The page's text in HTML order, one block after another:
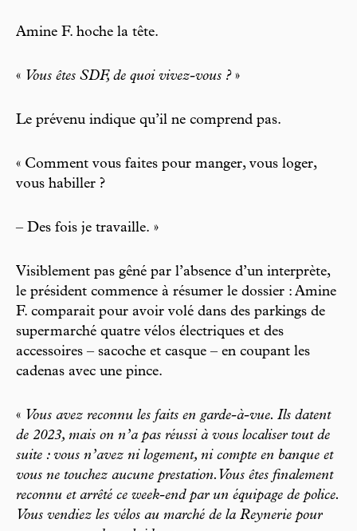
Amine F. hoche la tête.
« Vous êtes SDF, de quoi vivez-vous ?»
Le prévenu indique qu’il ne comprend pas.
« Comment vous faites pour manger, vous loger,
vous habiller ?
– Des fois je travaille. »
Visiblement pas gêné par l’absence d’un interprète,
le président commence à résumer le dossier : Amine
F. comparait pour avoir volé dans des parkings de
supermarché quatre vélos électriques et des
accessoires – sacoche et casque – en coupant les
cadenas avec une pince.
« Vous avez reconnu les faits en garde-à-vue. Ils datent
de 2023, mais on n’a pas réussi à vous localiser tout de
suite : vous n’avez ni logement, ni compte en banque et
vous ne touchez aucune prestation. Vous êtes finalement
reconnu et arrêté ce week-end par un équipage de police.
Vous vendiez les vélos au marché de la Reynerie pour